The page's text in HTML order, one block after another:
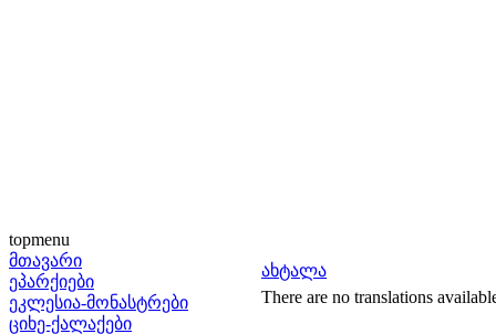
topmenu
მთავარი
ეპარქიები
ეკლესია-მონასტრები
ციხე-ქალაქები
ახტალა
There are no translations